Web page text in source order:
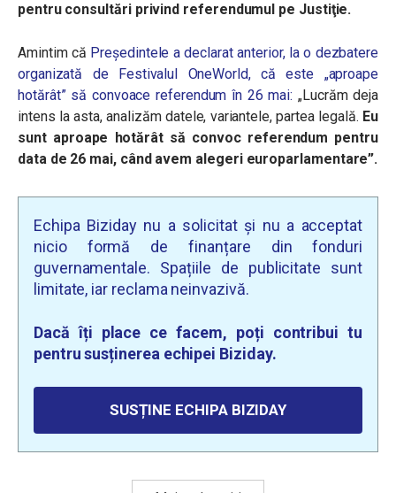
pentru consultări privind referendumul pe Justiţie.
Amintim că Președintele a declarat anterior, la o dezbatere
organizată de Festivalul OneWorld, că este „aproape
hotărât”să convoacereferendum în 26 mai: „Lucrăm deja
intens la asta, analizăm datele, variantele, partea legală. Eu
sunt aproape hotărât să convoc referendum pentru
data de 26 mai, când avem alegeri europarlamentare”.
Echipa Biziday nu a solicitat și nu a acceptat
nicio formă de finanțare din fonduri
guvernamentale. Spațiile de publicitate sunt
limitate, iar reclama neinvazivă.
Dacă îți place ce facem, poți contribui tu
pentru susținerea echipei Biziday.
SUSȚINE ECHIPA BIZIDAY